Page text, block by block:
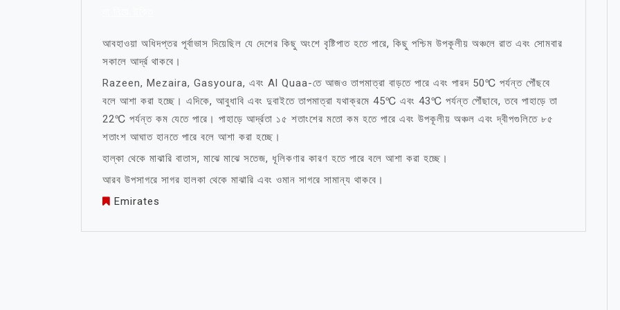
আবহাওয়া অধিদপ্তর পূর্বাভাস দিয়েছিল যে দেশের কিছু অংশে বৃষ্টিপাত হতে পারে, কিছু পশ্চিম উপকূলীয় অঞ্চলে রাত এবং সোমবার
সকালে আর্দ্র থাকবে।
Razeen, Mezaira, Gasyoura, এবং Al Quaa-তে আজও তাপমাত্রা বাড়তে পারে এবং পারদ 50℃ পর্যন্ত পৌঁছবে
বলে আশা করা হচ্ছে। এদিকে, আবুধাবি এবং দুবাইতে তাপমাত্রা যথাক্রমে 45℃ এবং 43℃ পর্যন্ত পৌঁছাবে, তবে পাহাড়ে তা
22℃ পর্যন্ত কম যেতে পারে। পাহাড়ে আর্দ্রতা ১৫ শতাংশের মতো কম হতে পারে এবং উপকূলীয় অঞ্চল এবং দ্বীপগুলিতে ৮৫
শতাংশ আঘাত হানতে পারে বলে আশা করা হচ্ছে।
হাল্কা থেকে মাঝারি বাতাস, মাঝে মাঝে সতেজ, ধূলিকণার কারণ হতে পারে বলে আশা করা হচ্ছে।
আরব উপসাগরে সাগর হালকা থেকে মাঝারি এবং ওমান সাগরে সামান্য থাকবে।
Emirates